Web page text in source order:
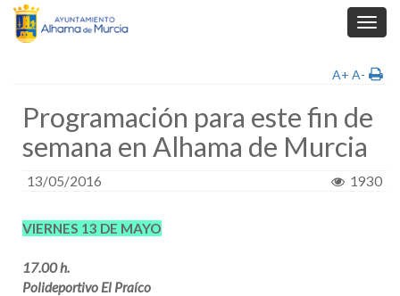
A+ A-
Programación para este fin de
semana en Alhama de Murcia
13/05/2016 1930
VIERNES 13 DE MAYO
17.00 h.
Polideportivo El Praíco